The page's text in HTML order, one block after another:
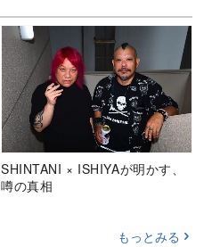
SHINTANI × ISHIYAが明かす、
噂の真相
もっとみる